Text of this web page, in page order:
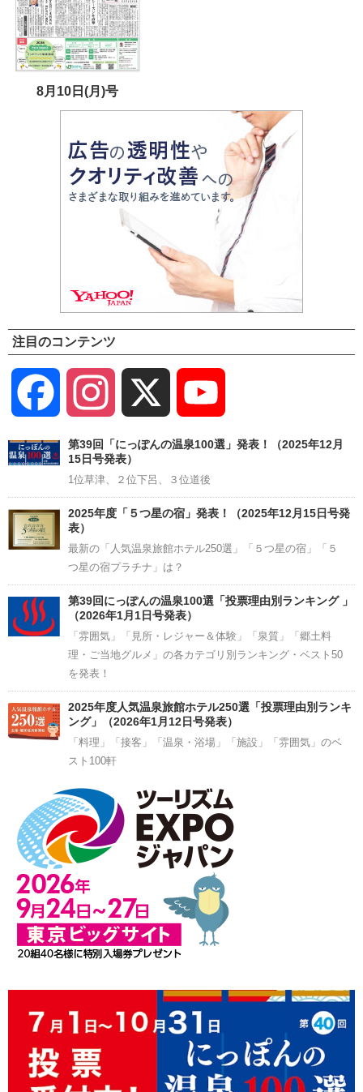
8月10日(月)号
注目のコンテンツ
Facebook Instagram
Channel
第39回「にっぽんの温泉100選」発表！（2025年12月
15日号発表）
1位草津、２位下呂、３位道後
2025年度「５つ星の宿」発表！（2025年12月15日号発
表）
最新の「人気温泉旅館ホテル250選」「５つ星の宿」「５
つ星の宿プラチナ」は？
第39回にっぽんの温泉100選「投票理由別ランキング 」
（2026年1月1日号発表）
「雰囲気」「見所・レジャー＆体験」「泉質」「郷土料
理・ご当地グルメ」の各カテゴリ別ランキング・ベスト50
を発表！
2025年度人気温泉旅館ホテル250選「投票理由別ランキ
ング」（2026年1月12日号発表）
「料理」「接客」「温泉・浴場」「施設」「雰囲気」のベ
スト100軒